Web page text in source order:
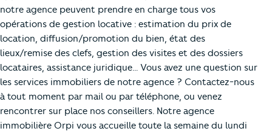
notre agence peuvent prendre en charge tous vos
opérations de gestion locative : estimation du prix de
location, diffusion/promotion du bien, état des
lieux/remise des clefs, gestion des visites et des dossiers
locataires, assistance juridique... Vous avez une question sur
les services immobiliers de notre agence ? Contactez-nous
à tout moment par mail ou par téléphone, ou venez
rencontrer sur place nos conseillers. Notre agence
immobilière Orpi vous accueille toute la semaine du lundi